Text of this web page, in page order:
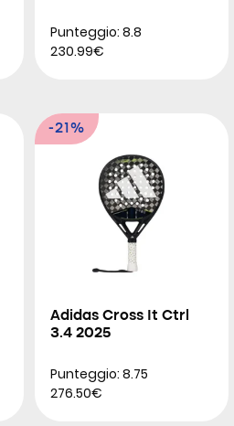
Punteggio: 8.8
230.99€
-21%
Adidas Cross It Ctrl
3.4 2025
Punteggio: 8.75
276.50€